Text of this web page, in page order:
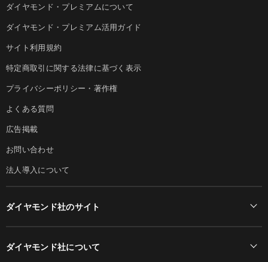
ダイヤモンド・プレミアムについて
ダイヤモンド・プレミアム活用ガイド
サイト利用規約
特定商取引に関する法律に基づく表示
プライバシーポリシー・著作権
よくある質問
広告掲載
お問い合わせ
法人導入について
ダイヤモンド社のサイト
ダイヤモンド社について